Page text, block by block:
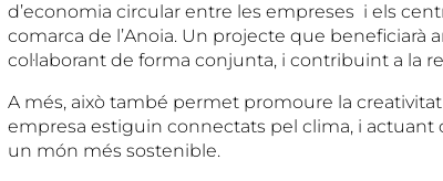
d’economia circular entre les empreses i els
comarca de l’Anoia. Un projecte que beneficiarà
col·laborant de forma conjunta, i contribuint a la
A més, això també permet promoure la
empresa estiguin connectats pel clima, i actuant
un món més sostenible.